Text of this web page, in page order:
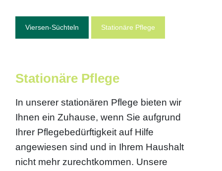
Viersen-Süchteln Stationäre Pflege
Stationäre Pflege
In unserer stationären Pflege bieten wir
Ihnen ein Zuhause, wenn Sie aufgrund
Ihrer Pflegebedürftigkeit auf Hilfe
angewiesen sind und in Ihrem Haushalt
nicht mehr zurechtkommen. Unsere